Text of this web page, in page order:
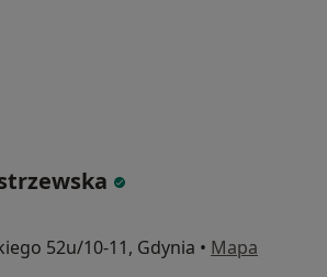
52u/10-11, Gdynia • Mapa